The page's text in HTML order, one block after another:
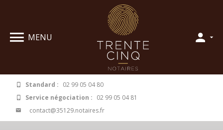
MENU
Standard : 02 99 05 04 80
Service négociation : 02 99 05 04 81
contact@35129.notaires.fr
Panneau de gestion des cookies